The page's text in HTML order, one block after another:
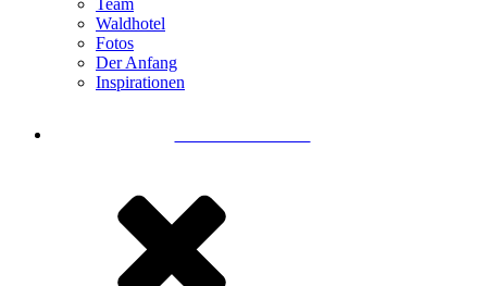
Team
Waldhotel
Fotos
Der Anfang
Inspirationen